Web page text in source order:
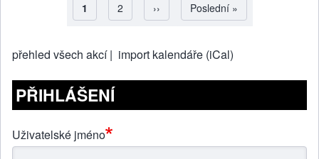
Pagination
Aktuální stránka
1 Strana
2 Následující stránka
›› Poslední stránka
Poslední »
přehled všech akcí | import kalendáře (iCal)
PŘIHLÁŠENÍ
Uživatelské jméno